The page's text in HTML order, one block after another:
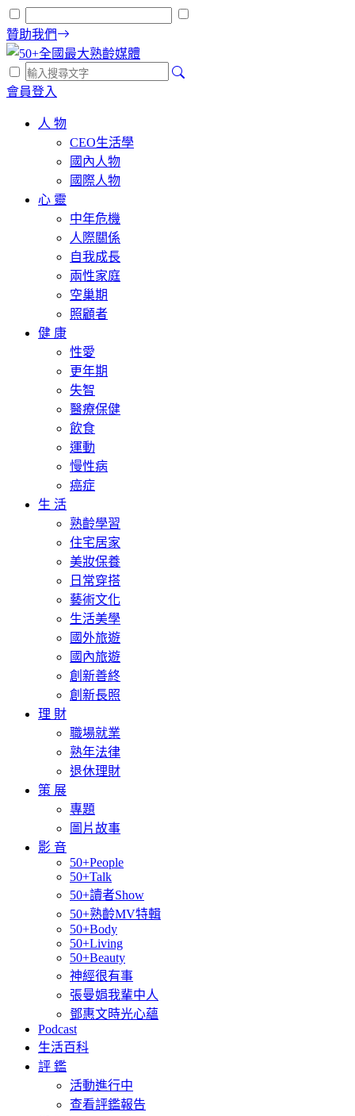
贊助我們
會員登入
人 物
CEO生活學
國內人物
國際人物
心 靈
中年危機
人際關係
自我成長
兩性家庭
空巢期
照顧者
健 康
性愛
更年期
失智
醫療保健
飲食
運動
慢性病
癌症
生 活
熟齡學習
住宅居家
美妝保養
日常穿搭
藝術文化
生活美學
國外旅遊
國內旅遊
創新善終
創新長照
理 財
職場就業
熟年法律
退休理財
策 展
專題
圖片故事
影 音
50+People
50+Talk
50+讀者Show
50+熟齡MV特輯
50+Body
50+Living
50+Beauty
神經很有事
張曼娟我輩中人
鄧惠文時光心蘊
Podcast
生活百科
評 鑑
活動進行中
查看評鑑報告